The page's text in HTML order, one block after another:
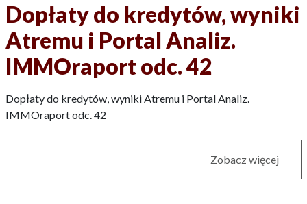
Dopłaty do kredytów, wyniki
Atremu i Portal Analiz.
IMMOraport odc. 42
Dopłaty do kredytów, wyniki Atremu i Portal Analiz.
IMMOraport odc. 42
Zobacz więcej